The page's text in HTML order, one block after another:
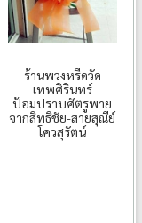
ร้านพวงหรีดวัด
เทพศิรินทร์
ป้อมปราบศัตรูพาย
จากสิทธิชัย-สายสุณีย์
โควสุรัตน์